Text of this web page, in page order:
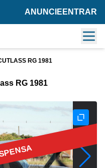
ANUNCIE ENTRAR
RG 1981
RG 1981